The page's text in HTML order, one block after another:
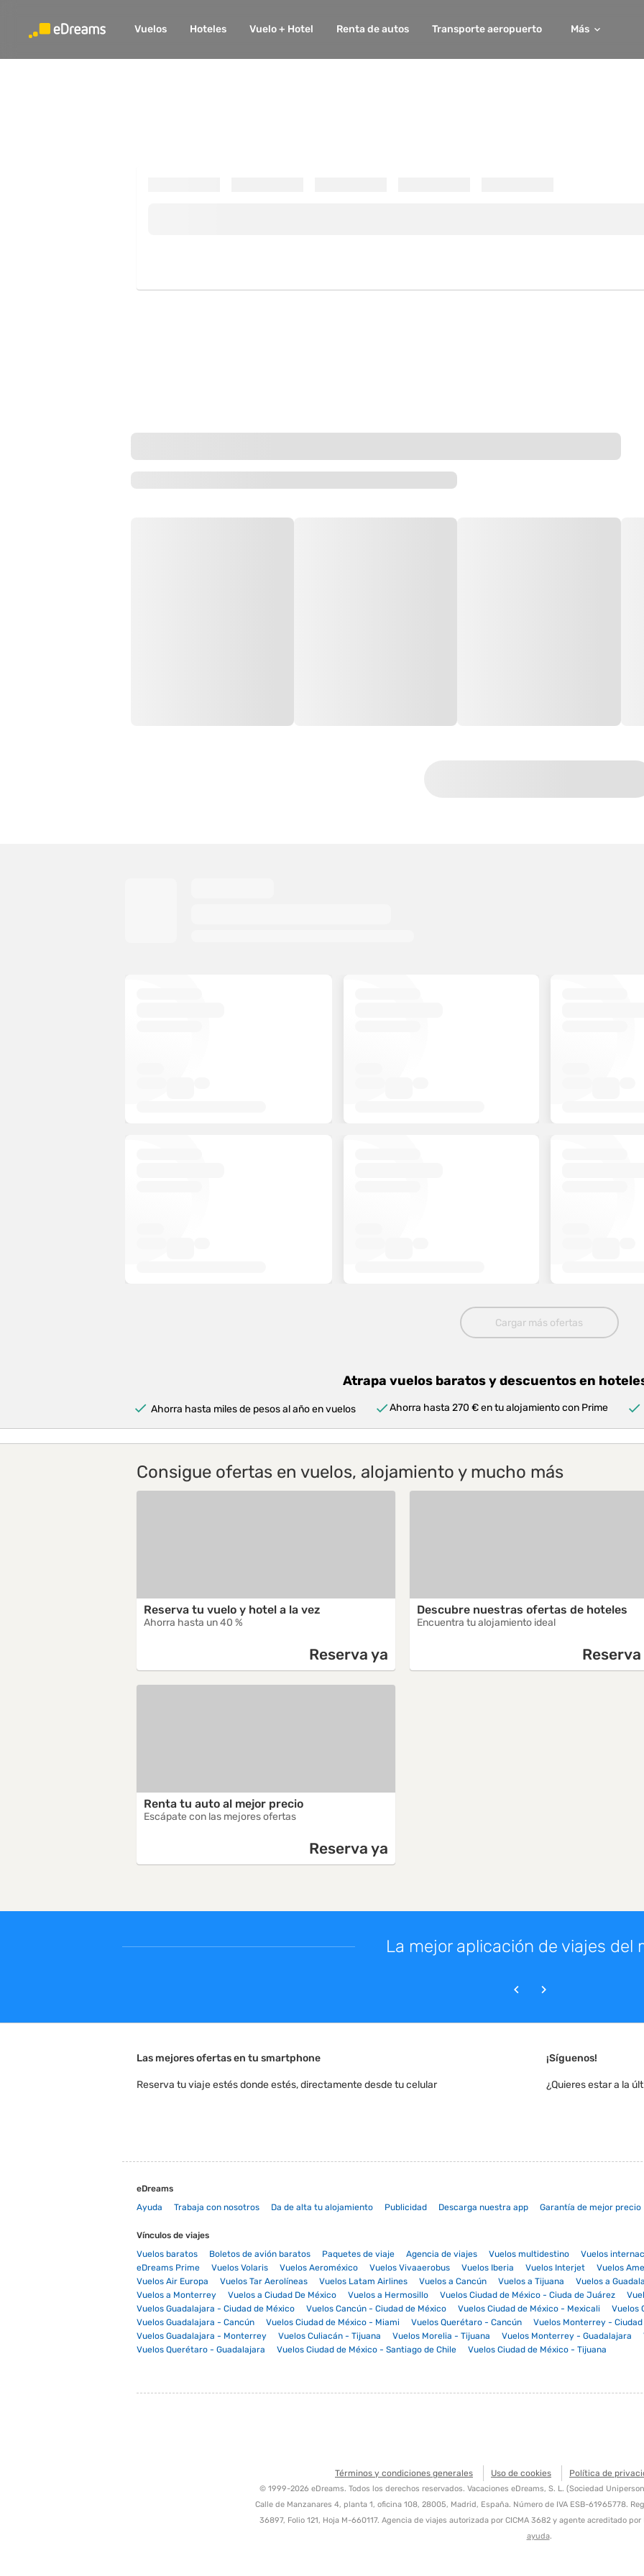
Vuelos Hoteles Vuelo + Hotel Renta de autos Transporte aeropuerto Más
Cargar más ofertas
Atrapa vuelos baratos y descuentos en
Ahorra hasta miles de pesos al año en vuelos Ahorra hasta 270 € en tu alojamiento con Prime
Consigue ofertas en vuelos, alojamiento y mucho más
Reserva tu vuelo y hotel a la vez
Ahorra hasta un 40 %
Reserva ya
Descubre nuestras ofertas de hoteles
Encuentra tu alojamiento ideal
Reserva
Renta tu auto al mejor precio
Escápate con las mejores ofertas
Reserva ya
La mejor aplicación de viajes del
Las mejores ofertas en tu smartphone
Reserva tu viaje estés donde estés, directamente desde tu celular
¡Síguenos!
¿Quieres estar a la
eDreams
Ayuda
Trabaja con nosotros Da de alta tu alojamiento Publicidad Descarga nuestra app Garantía de mejor precio
Vínculos de viajes
Vuelos baratos
Boletos de avión baratos Paquetes de viaje Agencia de viajes Vuelos multidestino
Vuelos
eDreams Prime
Vuelos Volaris Vuelos Aeroméxico Vuelos Vivaaerobus Vuelos Iberia Vuelos Interjet
Vuelos
Vuelos Air Europa
Vuelos Tar Aerolíneas Vuelos Latam Airlines Vuelos a Cancún Vuelos a Tijuana
Vuelos a
Vuelos a Monterrey
Vuelos a Ciudad De México Vuelos a Hermosillo Vuelos Ciudad de México - Ciuda de Juárez
Vuelos Guadalajara - Ciudad de México
Vuelos Cancún - Ciudad de México Vuelos Ciudad de México - Mexicali
Vuelos
Vuelos Guadalajara - Cancún
Vuelos Ciudad de México - Miami Vuelos Querétaro - Cancún
Vuelos Monterrey -
Vuelos Guadalajara - Monterrey
Vuelos Culiacán - Tijuana Vuelos Morelia - Tijuana Vuelos Monterrey - Guadalajara
Vuelos Querétaro - Guadalajara
Vuelos Ciudad de México - Santiago de Chile Vuelos Ciudad de México - Tijuana
Términos y condiciones generales Uso de cookies Política de
© 1999-2026 eDreams. Todos los derechos reservados. Vacaciones eDreams, S. L. (Sociedad
Calle de Manzanares 4, planta 1, oficina 108, 28005, Madrid, España. Número de IVA ESB-61965778.
36897, Folio 121, Hoja M-660117. Agencia de viajes autorizada por CICMA 3682 y agente acreditado
ayuda.